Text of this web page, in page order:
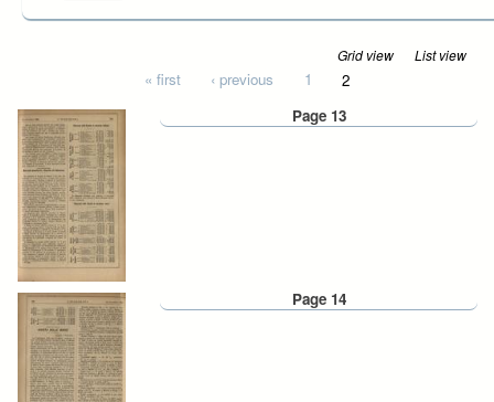
Grid view List view
« first ‹ previous 1
2
Page 13
Page 14